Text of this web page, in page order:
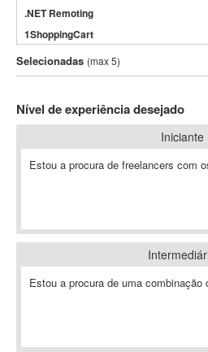
.NET Remoting
1ShoppingCart
3DS Max
3GSM
802.11
A-GPS
ABAP
Abaqus
ABBYY FineReader
Selecionadas (max 5)
Nível de experiência desejado
Iniciante
Estou a procura de freelancers com
Estou a procura de uma combinação